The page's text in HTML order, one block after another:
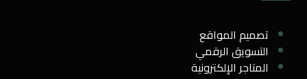
تصميم المواقع
التسويق الرقمي
المتاجر الإلكترونية